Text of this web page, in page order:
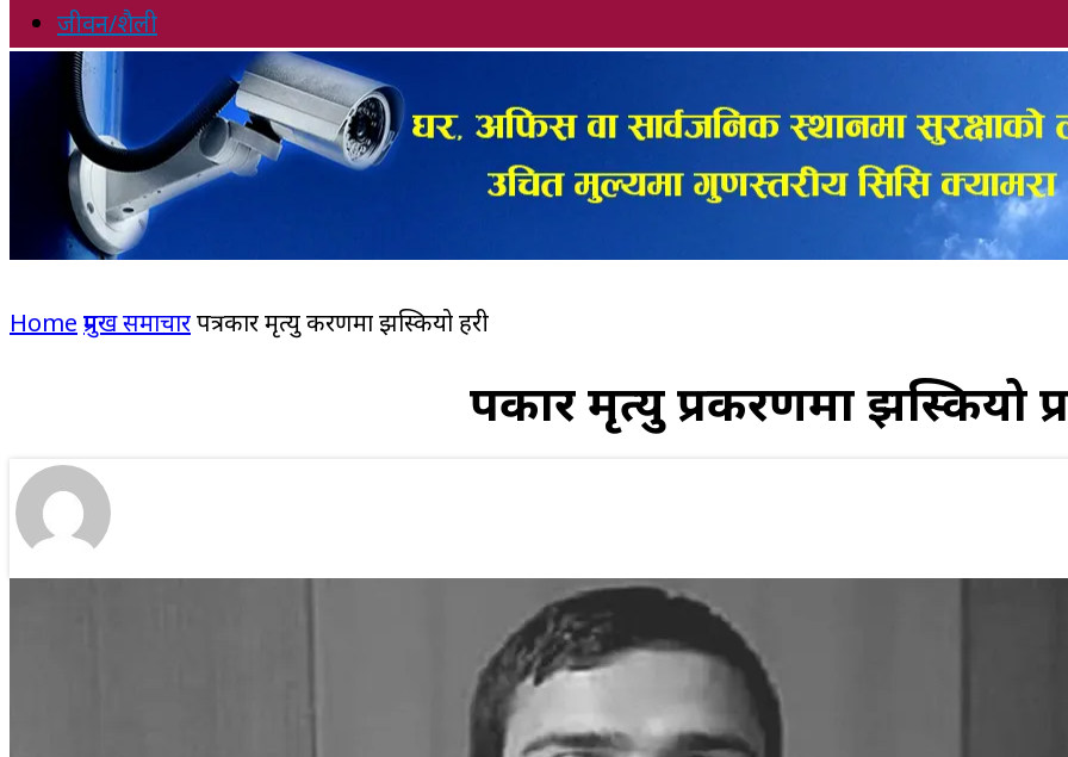
जीवन/शैली
Home प्रमुख समाचारपत्रकार मृत्यु प्रकरणमा झस्कियो प्रहरी
पत्रकार मृत्यु प्रकरणमा झस्कियो